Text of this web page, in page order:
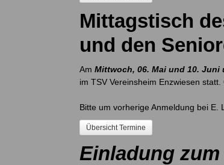
Mittagstisch
und den
Am Mittwoch, 06. Mai und 10. Juni
im TSV Vereinsheim Enzwiesen
Bitte um vorherige Anmeldung bei E.
Übersicht Termine
Einladung